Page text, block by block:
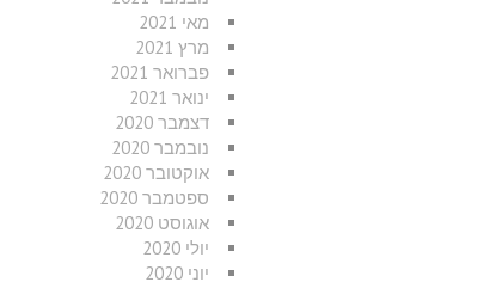
מאי 2021
מרץ 2021
פברואר 2021
ינואר 2021
דצמבר 2020
נובמבר 2020
אוקטובר 2020
ספטמבר 2020
אוגוסט 2020
יולי 2020
יוני 2020